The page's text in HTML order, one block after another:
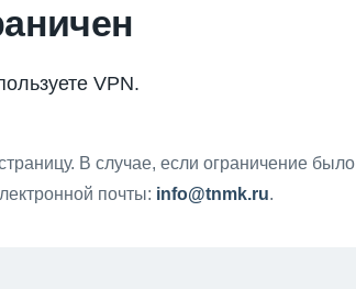
VPN.
В случае, если ограничение было
почты: info@tnmk.ru.